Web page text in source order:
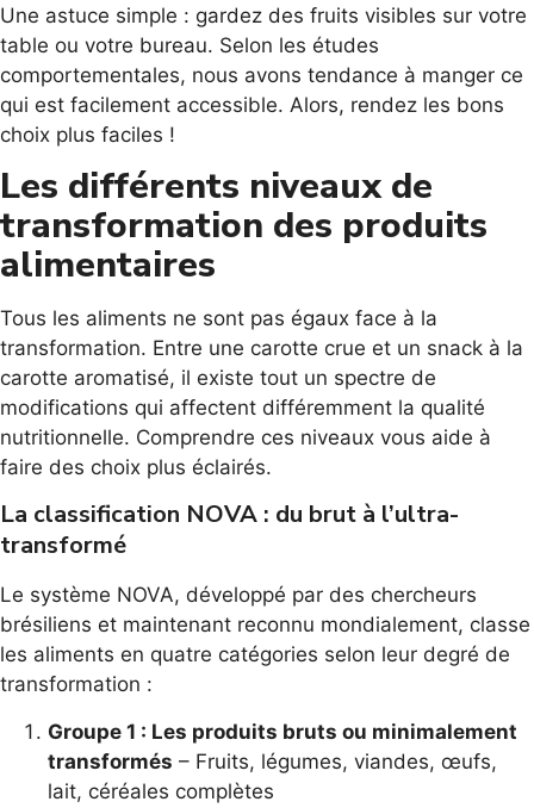
Une astuce simple : gardez des fruits visibles sur votre
table ou votre bureau. Selon les études
comportementales, nous avons tendance à manger ce
qui est facilement accessible. Alors, rendez les bons
choix plus faciles !
Les différents niveaux de
transformation des produits
alimentaires
Tous les aliments ne sont pas égaux face à la
transformation. Entre une carotte crue et un snack à la
carotte aromatisé, il existe tout un spectre de
modifications qui affectent différemment la qualité
nutritionnelle. Comprendre ces niveaux vous aide à
faire des choix plus éclairés.
La classification NOVA : du brut à l’ultra-
transformé
Le système NOVA, développé par des chercheurs
brésiliens et maintenant reconnu mondialement, classe
les aliments en quatre catégories selon leur degré de
transformation :
Groupe 1 : Les produits bruts ou minimalement
transformés – Fruits, légumes, viandes, œufs,
lait, céréales complètes